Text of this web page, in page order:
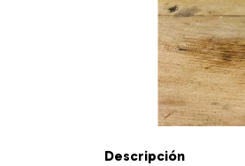
Descripción